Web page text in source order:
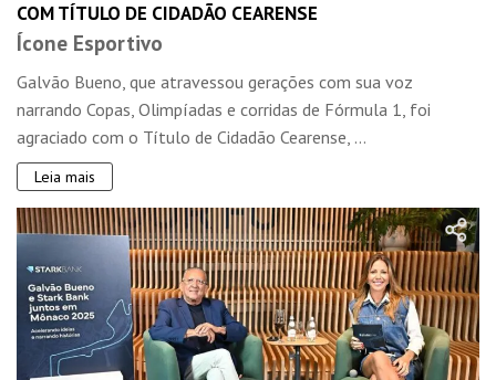
COM TÍTULO DE CIDADÃO CEARENSE
Ícone Esportivo
Galvão Bueno, que atravessou gerações com sua voz
narrando Copas, Olimpíadas e corridas de Fórmula 1, foi
agraciado com o Título de Cidadão Cearense, ...
Leia mais